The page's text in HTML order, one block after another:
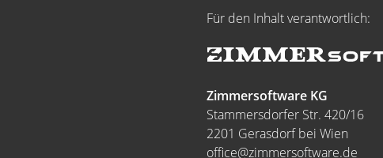
Für den Inhalt verantwortlich:
Zimmersoftware KG
Stammersdorfer Str. 420/16
2201 Gerasdorf bei Wien
office@zimmersoftware.de